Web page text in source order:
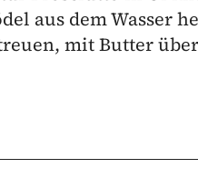
aus dem Wasser
mit Butter